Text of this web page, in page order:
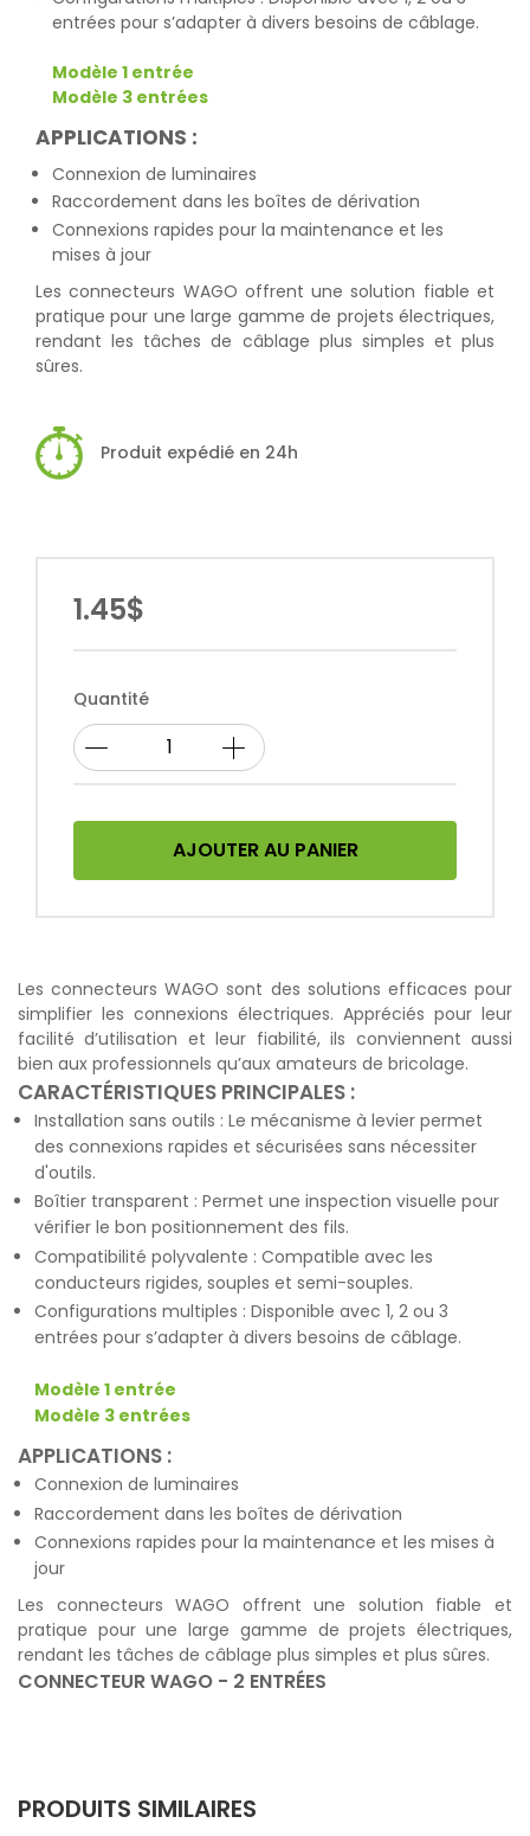
entrées pour s’adapter à divers besoins de câblage.
Modèle 1 entrée
Modèle 3 entrées
APPLICATIONS :
Connexion de luminaires
Raccordement dans les boîtes de dérivation
Connexions rapides pour la maintenance et les
mises à jour
Les connecteurs WAGO offrent une solution fiable et
pratique pour une large gamme de projets électriques,
rendant les tâches de câblage plus simples et plus
sûres.
Produit expédié en 24h
1.45$
Quantité
AJOUTER AU PANIER
Les connecteurs WAGO sont des solutions efficaces pour
simplifier les connexions électriques. Appréciés pour leur
facilité d’utilisation et leur fiabilité, ils conviennent aussi
bien aux professionnels qu’aux amateurs de bricolage.
CARACTÉRISTIQUES PRINCIPALES :
Installation sans outils : Le mécanisme à levier permet
des connexions rapides et sécurisées sans nécessiter
d'outils.
Boîtier transparent : Permet une inspection visuelle pour
vérifier le bon positionnement des fils.
Compatibilité polyvalente : Compatible avec les
conducteurs rigides, souples et semi-souples.
Configurations multiples : Disponible avec 1, 2 ou 3
entrées pour s’adapter à divers besoins de câblage.
Modèle 1 entrée
Modèle 3 entrées
APPLICATIONS :
Connexion de luminaires
Raccordement dans les boîtes de dérivation
Connexions rapides pour la maintenance et les mises à
jour
Les connecteurs WAGO offrent une solution fiable et
pratique pour une large gamme de projets électriques,
rendant les tâches de câblage plus simples et plus sûres.
CONNECTEUR WAGO - 2 ENTRÉES
PRODUITS SIMILAIRES